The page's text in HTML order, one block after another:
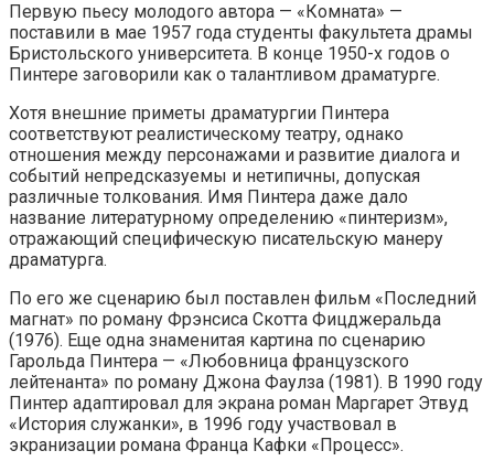
Первую пьесу молодого автора — «Комната» —
поставили в мае 1957 года студенты факультета драмы
Бристольского университета. В конце 1950-х годов о
Пинтере заговорили как о талантливом драматурге.
Хотя внешние приметы драматургии Пинтера
соответствуют реалистическому театру, однако
отношения между персонажами и развитие диалога и
событий непредсказуемы и нетипичны, допуская
различные толкования. Имя Пинтера даже дало
название литературному определению «пинтеризм»,
отражающий специфическую писательскую манеру
драматурга.
По его же сценарию был поставлен фильм «Последний
магнат» по роману Фрэнсиса Скотта Фицджеральда
(1976). Еще одна знаменитая картина по сценарию
Гарольда Пинтера — «Любовница французского
лейтенанта» по роману Джона Фаулза (1981). В 1990 году
Пинтер адаптировал для экрана роман Маргарет Этвуд
«История служанки», в 1996 году участвовал в
экранизации романа Франца Кафки «Процесс».